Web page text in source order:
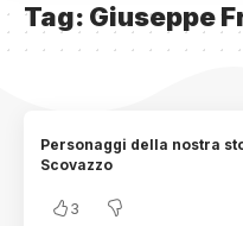
Tag: Giuseppe
Personaggi della nostra
Scovazzo
3